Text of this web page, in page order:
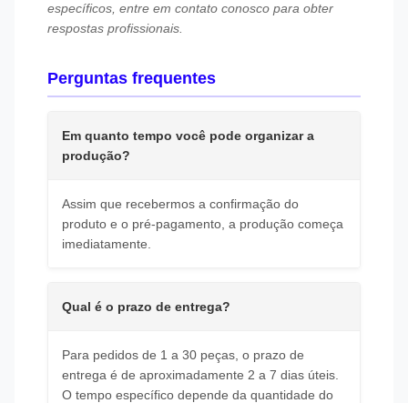
específicos, entre em contato conosco para obter
respostas profissionais.
Perguntas frequentes
Em quanto tempo você pode organizar a
produção?
Assim que recebermos a confirmação do
produto e o pré-pagamento, a produção começa
imediatamente.
Qual é o prazo de entrega?
Para pedidos de 1 a 30 peças, o prazo de
entrega é de aproximadamente 2 a 7 dias úteis.
O tempo específico depende da quantidade do